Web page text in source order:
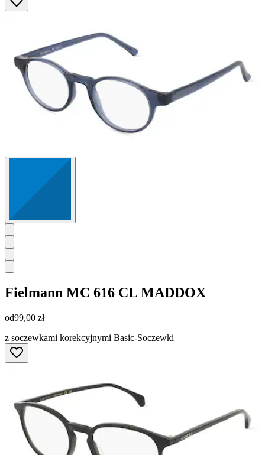
Fielmann MC 616 CL MADDOX
od99,00 zł
z soczewkami korekcyjnymi Basic-Soczewki